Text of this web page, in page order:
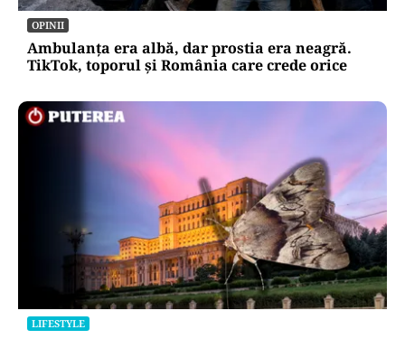
OPINII
Ambulanța era albă, dar prostia era neagră.
TikTok, toporul și România care crede orice
LIFESTYLE